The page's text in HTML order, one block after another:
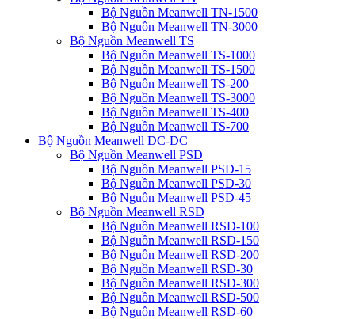
Bộ Nguồn Meanwell TN-1500
Bộ Nguồn Meanwell TN-3000
Bộ Nguồn Meanwell TS
Bộ Nguồn Meanwell TS-1000
Bộ Nguồn Meanwell TS-1500
Bộ Nguồn Meanwell TS-200
Bộ Nguồn Meanwell TS-3000
Bộ Nguồn Meanwell TS-400
Bộ Nguồn Meanwell TS-700
Bộ Nguồn Meanwell DC-DC
Bộ Nguồn Meanwell PSD
Bộ Nguồn Meanwell PSD-15
Bộ Nguồn Meanwell PSD-30
Bộ Nguồn Meanwell PSD-45
Bộ Nguồn Meanwell RSD
Bộ Nguồn Meanwell RSD-100
Bộ Nguồn Meanwell RSD-150
Bộ Nguồn Meanwell RSD-200
Bộ Nguồn Meanwell RSD-30
Bộ Nguồn Meanwell RSD-300
Bộ Nguồn Meanwell RSD-500
Bộ Nguồn Meanwell RSD-60